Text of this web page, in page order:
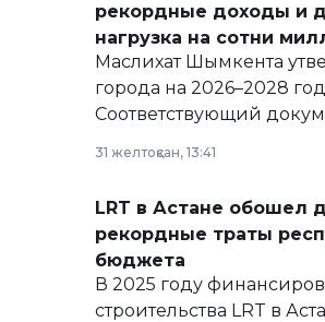
рекордные доходы и
нагрузка на сотни
Маслихат Шымкента
города на 2026–2028
Соответствующий
сайте маслихат города.
31 желтоқсан, 13:41
LRT в Астане обошел
рекордные траты
бюджета
В 2025 году
строительства LRT в